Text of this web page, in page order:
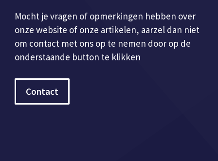
Mocht je vragen of opmerkingen hebben over
onze website of onze artikelen, aarzel dan niet
om contact met ons op te nemen door op de
onderstaande button te klikken
Contact